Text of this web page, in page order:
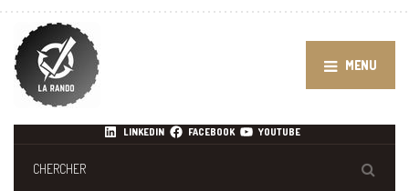
MENU
LINKEDIN FACEBOOK YOUTUBE